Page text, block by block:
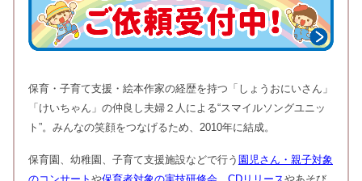
保育・子育て支援・絵本作家の経歴を持つ「しょうおにいさん」
「けいちゃん」の仲良し夫婦２人による“スマイルソングユニッ
ト”。みんなの笑顔をつなげるため、2010年に結成。
保育園、幼稚園、子育て支援施設などで行う 園児さん・親子対象